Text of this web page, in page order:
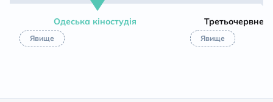
Одеська кіностудія
Явище Явище